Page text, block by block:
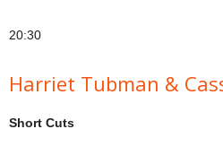
20:30
Harriet Tubman &
Short Cuts